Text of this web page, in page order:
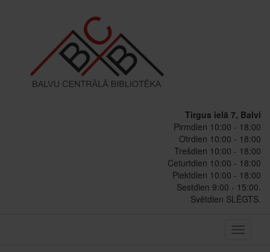
Tirgus ielā 7, Balvi
Pirmdien 10:00 - 18:00
Otrdien 10:00 - 18:00
Trešdien 10:00 - 18:00
Ceturtdien 10:00 - 18:00
Piektdien 10:00 - 18:00
Sestdien 9:00 - 15:00.
Svētdien SLĒGTS.
Toggle